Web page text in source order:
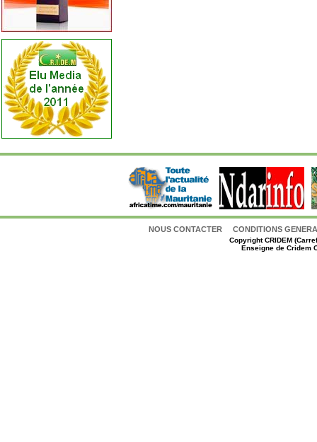
NOUS CONTACTER CONDITIONS
CopyrightCRIDEM
Enseigne de Cridem